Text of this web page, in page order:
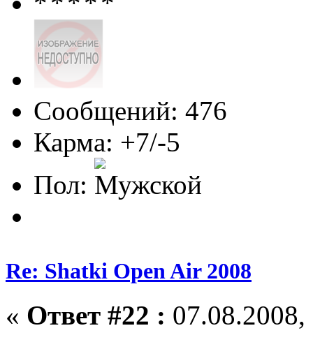
Сообщений: 476
Карма: +7/-5
Пол:
Re: Shatki Open Air 2008
« Ответ #22 :